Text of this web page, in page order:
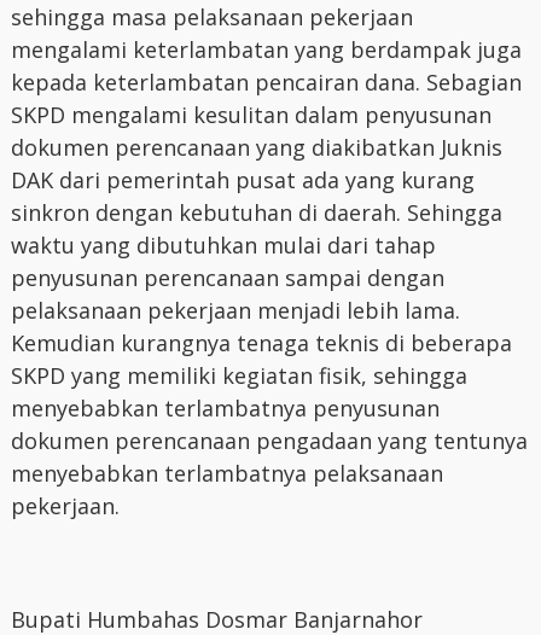
sehingga masa pelaksanaan pekerjaan
mengalami keterlambatan yang berdampak juga
kepada keterlambatan pencairan dana. Sebagian
SKPD mengalami kesulitan dalam penyusunan
dokumen perencanaan yang diakibatkan Juknis
DAK dari pemerintah pusat ada yang kurang
sinkron dengan kebutuhan di daerah. Sehingga
waktu yang dibutuhkan mulai dari tahap
penyusunan perencanaan sampai dengan
pelaksanaan pekerjaan menjadi lebih lama.
Kemudian kurangnya tenaga teknis di beberapa
SKPD yang memiliki kegiatan fisik, sehingga
menyebabkan terlambatnya penyusunan
dokumen perencanaan pengadaan yang tentunya
menyebabkan terlambatnya pelaksanaan
pekerjaan.
Bupati Humbahas Dosmar Banjarnahor